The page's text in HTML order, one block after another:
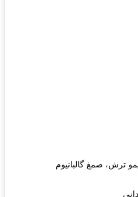
ترش، صمغ گالبانیوم